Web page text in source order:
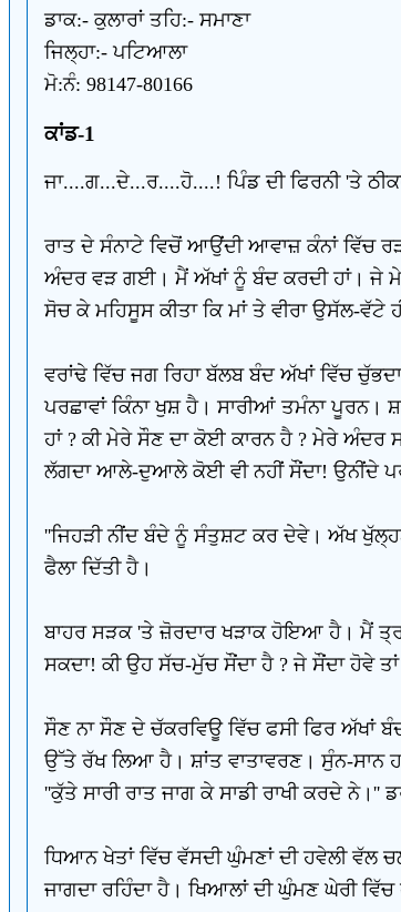
ਡਾਕ:- ਕੁਲਾਰਾਂ ਤਹਿ:- ਸਮਾਣਾ
ਜਿਲ੍ਹਾ:- ਪਟਿਆਲਾ
ਮੋ:ਨੰ: 98147-80166
ਕਾਂਡ-1
ਜਾ....ਗ...ਦੇ...ਰ....ਹੋ....! ਪਿੰਡ ਦੀ ਫਿਰਨੀ 'ਤੇ
ਰਾਤ ਦੇ ਸੰਨਾਟੇ ਵਿਚੋਂ ਆਉਂਦੀ ਆਵਾਜ਼ ਕੰਨਾਂ ਵਿੱਚ
ਅੰਦਰ ਵੜ ਗਈ। ਮੈਂ ਅੱਖਾਂ ਨੂੰ ਬੰਦ ਕਰਦੀ ਹਾਂ। ਜੇ
ਸੋਚ ਕੇ ਮਹਿਸੂਸ ਕੀਤਾ ਕਿ ਮਾਂ ਤੇ ਵੀਰਾ ਉਸੱਲ-ਵੱਟੇ
ਵਰਾਂਢੇ ਵਿੱਚ ਜਗ ਰਿਹਾ ਬੱਲਬ ਬੰਦ ਅੱਖਾਂ ਵਿੱਚ
ਪਰਛਾਵਾਂ ਕਿੰਨਾ ਖੁਸ਼ ਹੈ। ਸਾਰੀਆਂ ਤਮੰਨਾ ਪੂਰਨ।
ਹਾਂ ? ਕੀ ਮੇਰੇ ਸੌਣ ਦਾ ਕੋਈ ਕਾਰਨ ਹੈ ? ਮੇਰੇ ਅੰਦਰ
ਲੱਗਦਾ ਆਲੇ-ਦੁਆਲੇ ਕੋਈ ਵੀ ਨਹੀਂ ਸੌਂਦਾ! ਉਨੀਂਦੇ
''ਜਿਹੜੀ ਨੀਂਦ ਬੰਦੇ ਨੂੰ ਸੰਤੁਸ਼ਟ ਕਰ ਦੇਵੇ। ਅੱਖ
ਫੈਲਾ ਦਿੱਤੀ ਹੈ।
ਬਾਹਰ ਸੜਕ 'ਤੇ ਜ਼ੋਰਦਾਰ ਖੜਾਕ ਹੋਇਆ ਹੈ। ਮੈਂ
ਸਕਦਾ! ਕੀ ਉਹ ਸੱਚ-ਮੁੱਚ ਸੌਂਦਾ ਹੈ ? ਜੇ ਸੌਂਦਾ ਹੋਵੇ
ਸੌਣ ਨਾ ਸੌਣ ਦੇ ਚੱਕਰਵਿਊ ਵਿੱਚ ਫਸੀ ਫਿਰ ਅੱਖਾਂ
ਉੱਤੇ ਰੱਖ ਲਿਆ ਹੈ। ਸ਼ਾਂਤ ਵਾਤਾਵਰਣ। ਸੁੰਨ-
''ਕੁੱਤੇ ਸਾਰੀ ਰਾਤ ਜਾਗ ਕੇ ਸਾਡੀ ਰਾਖੀ ਕਰਦੇ
ਧਿਆਨ ਖੇਤਾਂ ਵਿੱਚ ਵੱਸਦੀ ਘੁੰਮਣਾਂ ਦੀ ਹਵੇਲੀ ਵੱਲ
ਜਾਗਦਾ ਰਹਿੰਦਾ ਹੈ। ਖਿਆਲਾਂ ਦੀ ਘੁੰਮਣ ਘੇਰੀ